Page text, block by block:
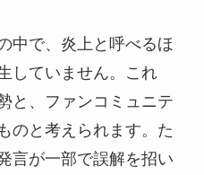
中で、炎上と呼べるほ
していません。これ
と、ファンコミュニテ
のと考えられます。た
言が一部で誤解を招い